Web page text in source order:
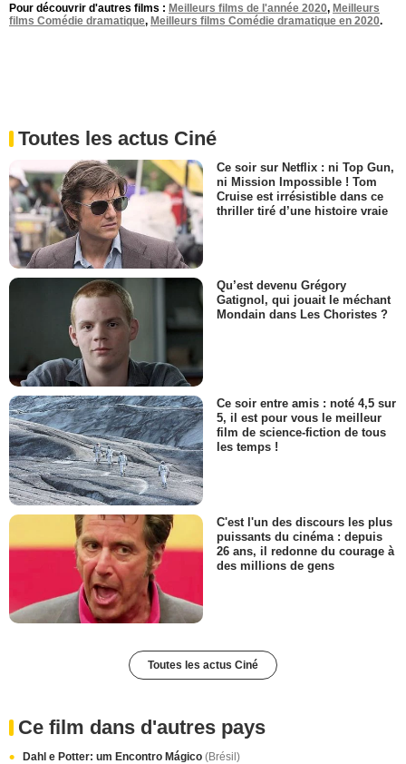
Pour découvrir d'autres films : Meilleurs films de l'année 2020, Meilleurs
films Comédie dramatique, Meilleurs films Comédie dramatique en 2020.
Toutes les actus Ciné
Ce soir sur Netflix : ni Top Gun,
ni Mission Impossible ! Tom
Cruise est irrésistible dans ce
thriller tiré d’une histoire vraie
Qu’est devenu Grégory
Gatignol, qui jouait le méchant
Mondain dans Les Choristes ?
Ce soir entre amis : noté 4,5 sur
5, il est pour vous le meilleur
film de science-fiction de tous
les temps !
C'est l'un des discours les plus
puissants du cinéma : depuis
26 ans, il redonne du courage à
des millions de gens
Toutes les actus Ciné
Ce film dans d'autres pays
Dahl e Potter: um Encontro Mágico (Brésil)